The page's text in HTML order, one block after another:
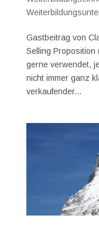
Gastbeitrag von
Selling Proposition
gerne verwendet,
nicht immer ganz
verkaufender...